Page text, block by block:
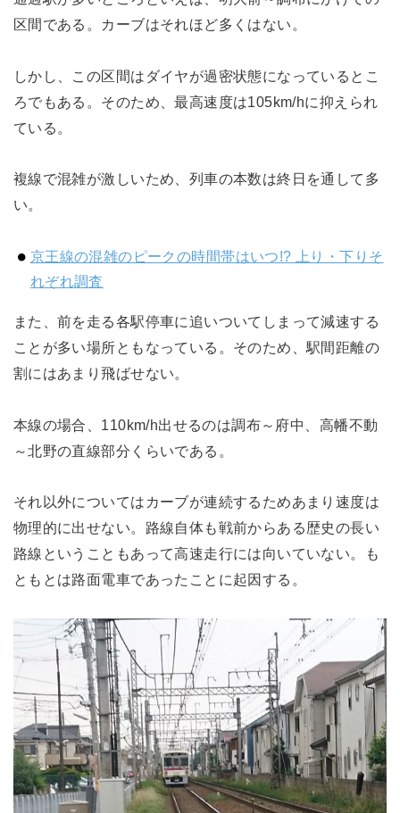
区間である。カーブはそれほど多くはない。
しかし、この区間はダイヤが過密状態になっているとこ
ろでもある。そのため、最高速度は105km/hに抑えられ
ている。
複線で混雑が激しいため、列車の本数は終日を通して多
い。
京王線の混雑のピークの時間帯はいつ!? 上り・下りそ
れぞれ調査
また、前を走る各駅停車に追いついてしまって減速する
ことが多い場所ともなっている。そのため、駅間距離の
割にはあまり飛ばせない。
本線の場合、110km/h出せるのは調布～府中、高幡不動
～北野の直線部分くらいである。
それ以外についてはカーブが連続するためあまり速度は
物理的に出せない。路線自体も戦前からある歴史の長い
路線ということもあって高速走行には向いていない。も
ともとは路面電車であったことに起因する。